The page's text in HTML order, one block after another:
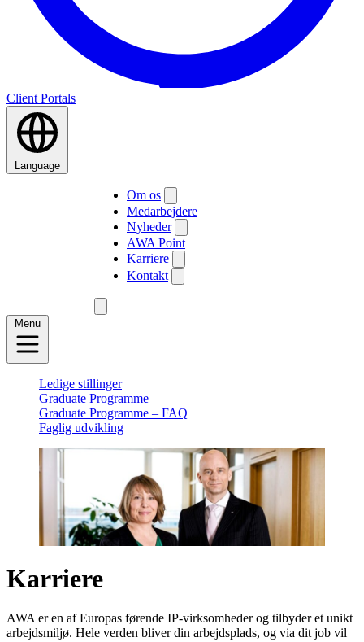
Client Portals
Language
Om os
Medarbejdere
Nyheder
AWA Point
Karriere
Kontakt
Menu
Ledige stillinger
Graduate Programme
Graduate Programme – FAQ
Faglig udvikling
Karriere
AWA er en af Europas førende IP-virksomheder og tilbyder et unikt
arbejdsmiljø. Hele verden bliver din arbejdsplads, og via dit job vil